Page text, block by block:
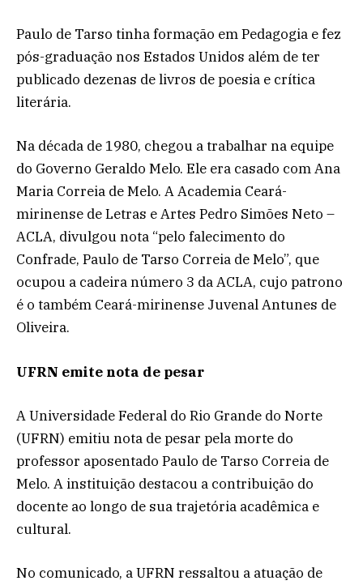
Paulo de Tarso tinha formação em Pedagogia e fez
pós-graduação nos Estados Unidos além de ter
publicado dezenas de livros de poesia e crítica
literária.
Na década de 1980, chegou a trabalhar na equipe
do Governo Geraldo Melo. Ele era casado com Ana
Maria Correia de Melo. A Academia Ceará-
mirinense de Letras e Artes Pedro Simões Neto –
ACLA, divulgou nota “pelo falecimento do
Confrade, Paulo de Tarso Correia de Melo”, que
ocupou a cadeira número 3 da ACLA, cujo patrono
é o também Ceará-mirinense Juvenal Antunes de
Oliveira.
UFRN emite nota de pesar
A Universidade Federal do Rio Grande do Norte
(UFRN) emitiu nota de pesar pela morte do
professor aposentado Paulo de Tarso Correia de
Melo. A instituição destacou a contribuição do
docente ao longo de sua trajetória acadêmica e
cultural.
No comunicado, a UFRN ressaltou a atuação de